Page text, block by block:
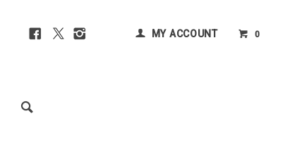
MY ACCOUNT 0